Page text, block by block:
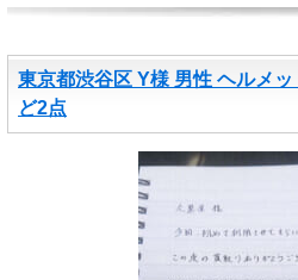
東京都渋谷区 Y様 男性 ヘルメ
ど2点